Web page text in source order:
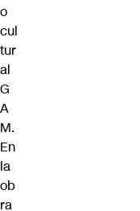
o
cul
tur
al
G
A
M.
En
la
ob
ra